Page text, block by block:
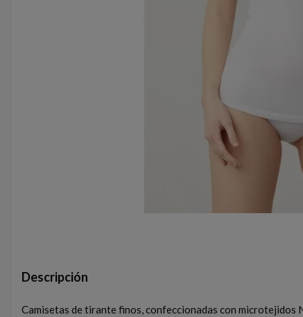
Descripción
Camisetas de tirante finos, confeccionadas con